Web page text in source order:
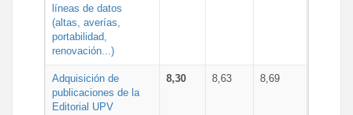
líneas de datos
(altas, averías,
portabilidad,
renovación...)
Adquisición de
publicaciones de la
Editorial UPV
8,30 8,63 8,69